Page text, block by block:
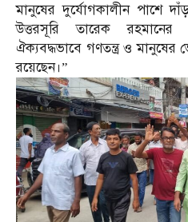
মানুষের দুর্যোগকালীন পাশে
উত্তরসূরি তারেক রহমানের
ঐক্যবদ্ধভাবে গণতন্ত্র ও মানুষের
রয়েছেন।”